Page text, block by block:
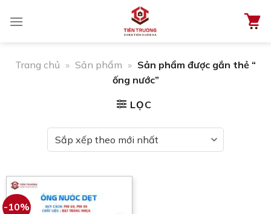
đến
Trang chủ » Sản phẩm » Sản phẩm được gắn thẻ “
ống nước”
LỌC
-10%